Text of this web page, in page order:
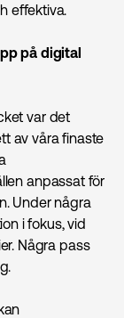
effektiva.
på digital
var det
av våra finaste
anpassat för
Under några
i fokus, vid
Några pass